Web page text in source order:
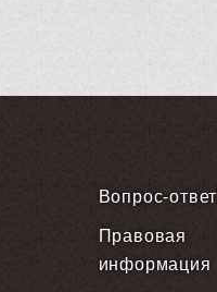
Вопрос-ответ
Правовая
информация